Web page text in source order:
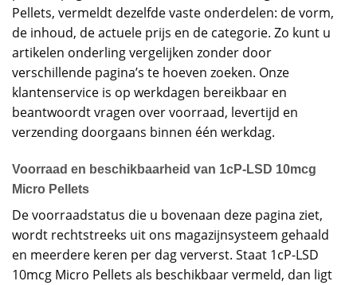
Pellets, vermeldt dezelfde vaste onderdelen: de vorm,
de inhoud, de actuele prijs en de categorie. Zo kunt u
artikelen onderling vergelijken zonder door
verschillende pagina’s te hoeven zoeken. Onze
klantenservice is op werkdagen bereikbaar en
beantwoordt vragen over voorraad, levertijd en
verzending doorgaans binnen één werkdag.
Voorraad en beschikbaarheid van 1cP-LSD 10mcg
Micro Pellets
De voorraadstatus die u bovenaan deze pagina ziet,
wordt rechtstreeks uit ons magazijnsysteem gehaald
en meerdere keren per dag ververst. Staat 1cP-LSD
10mcg Micro Pellets als beschikbaar vermeld, dan ligt